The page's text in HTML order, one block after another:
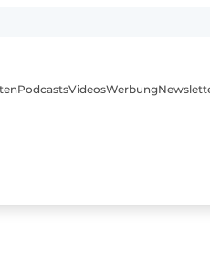
PodcastsVideosWerbung